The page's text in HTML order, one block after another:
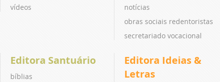
vídeos
notícias
obras sociais redentoristas
secretariado vocacional
Editora Santuário
bíblias
Editora Ideias &
Letras